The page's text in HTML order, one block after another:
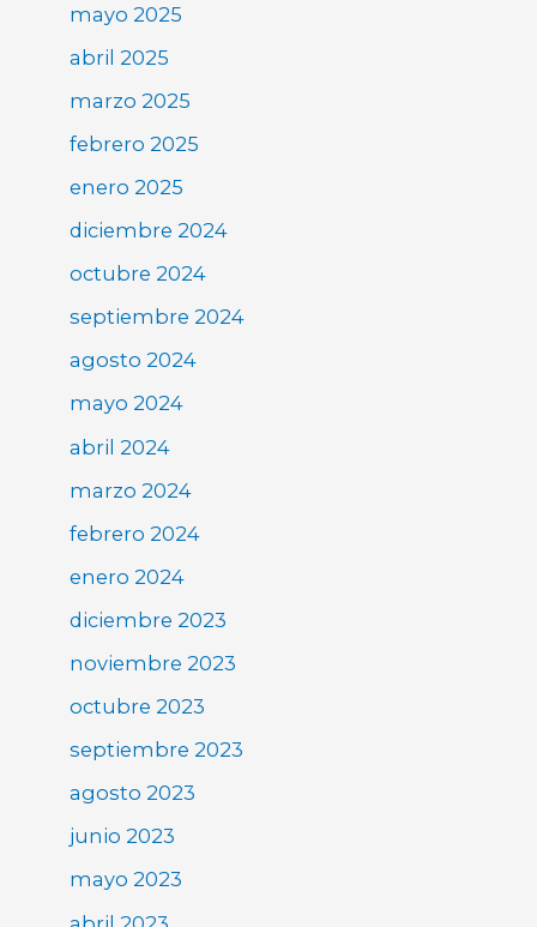
mayo 2025
abril 2025
marzo 2025
febrero 2025
enero 2025
diciembre 2024
octubre 2024
septiembre 2024
agosto 2024
mayo 2024
abril 2024
marzo 2024
febrero 2024
enero 2024
diciembre 2023
noviembre 2023
octubre 2023
septiembre 2023
agosto 2023
junio 2023
mayo 2023